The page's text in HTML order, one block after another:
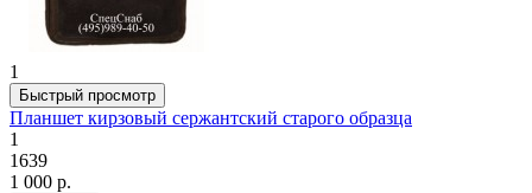
1
Быстрый просмотр
Планшет кирзовый сержантский старого образца
1
1639
1 000 р.